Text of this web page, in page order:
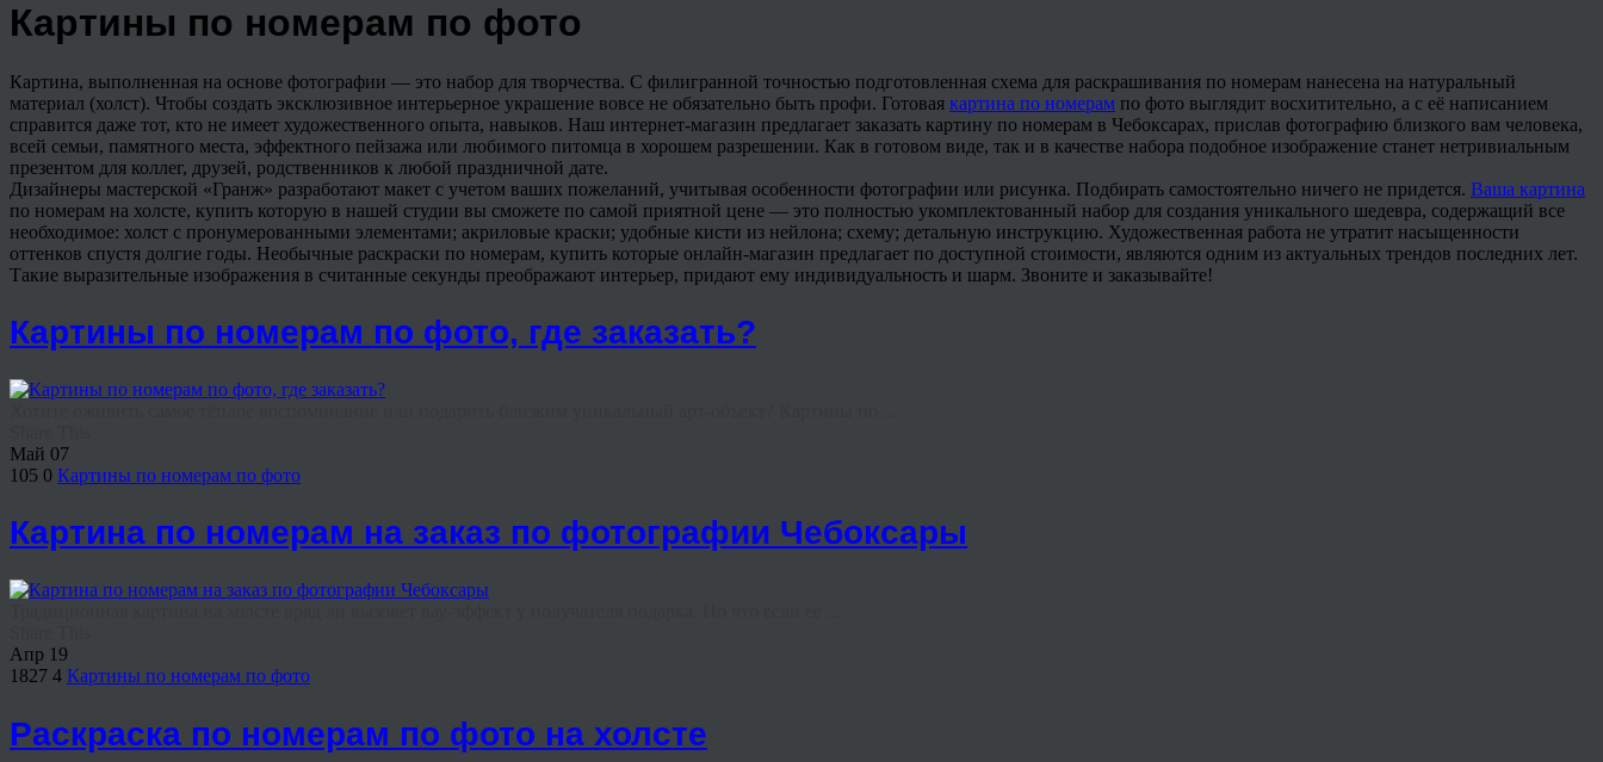
Картины по номерам по фото
Картина, выполненная на основе фотографии — это набор для творчества. С филигранной точностью подготовленная схема для раскрашивания по номерам нанесена на натуральный
материал (холст). Чтобы создать эксклюзивное интерьерное украшение вовсе не обязательно быть профи. Готовая картина по номерам по фото выглядит восхитительно, а с её написанием
справится даже тот, кто не имеет художественного опыта, навыков. Наш интернет-магазин предлагает заказать картину по номерам в Чебоксарах, прислав фотографию близкого вам человека,
всей семьи, памятного места, эффектного пейзажа или любимого питомца в хорошем разрешении. Как в готовом виде, так и в качестве набора подобное изображение станет нетривиальным
презентом для коллег, друзей, родственников к любой праздничной дате.
Дизайнеры мастерской «Гранж» разработают макет с учетом ваших пожеланий, учитывая особенности фотографии или рисунка. Подбирать самостоятельно ничего не придется. Ваша картина
по номерам на холсте, купить которую в нашей студии вы сможете по самой приятной цене — это полностью укомплектованный набор для создания уникального шедевра, содержащий все
необходимое: холст с пронумерованными элементами; акриловые краски; удобные кисти из нейлона; схему; детальную инструкцию. Художественная работа не утратит насыщенности
оттенков спустя долгие годы. Необычные раскраски по номерам, купить которые онлайн-магазин предлагает по доступной стоимости, являются одним из актуальных трендов последних лет.
Такие выразительные изображения в считанные секунды преображают интерьер, придают ему индивидуальность и шарм. Звоните и заказывайте!
Картины по номерам по фото, где заказать?
Май 07
105 0 Картины по номерам по фото
Картина по номерам на заказ по фотографии Чебоксары
Апр 19
1827 4 Картины по номерам по фото
Раскраска по номерам по фото на холсте